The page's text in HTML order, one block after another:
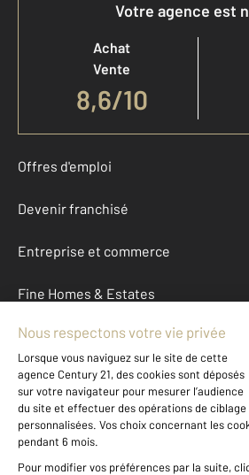
Votre agence est
Achat
Vente
8,6/10
Offres d'emploi
Devenir franchisé
Entreprise et commerce
Fine Homes & Estates
À propos
International
Nous contacter